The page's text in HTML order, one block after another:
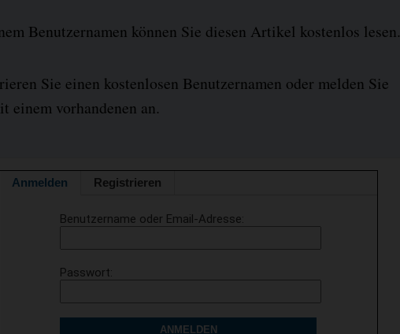
Benutzernamen können Sie diesen Artikel kostenlos lesen.
Sie einen kostenlosen Benutzernamen oder melden Sie
einem vorhandenen an.
Anmelden Registrieren
Benutzername oder Email-Adresse
Passwort
ANMELDEN